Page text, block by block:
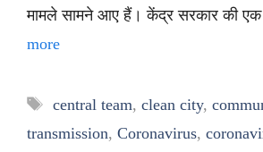
मामले सामने आए हैं। केंद्र सरकार की
more
Tags
central team, clean city,
transmission, Coronavirus,